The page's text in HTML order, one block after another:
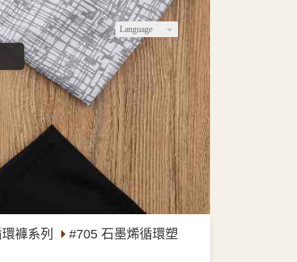
Language
褲系列
#705 石墨烯循環塑